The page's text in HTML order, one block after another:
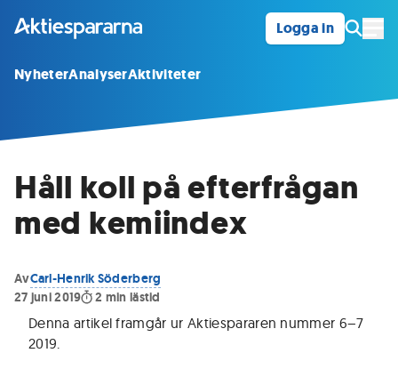
Logga in
NyheterAnalyserAktiviteter
Håll koll på efterfrågan
med kemiindex
AvCarl-Henrik Söderberg
27 juni 2019
2 min lästid
Denna artikel framgår ur Aktiespararen nummer 6–7
2019.